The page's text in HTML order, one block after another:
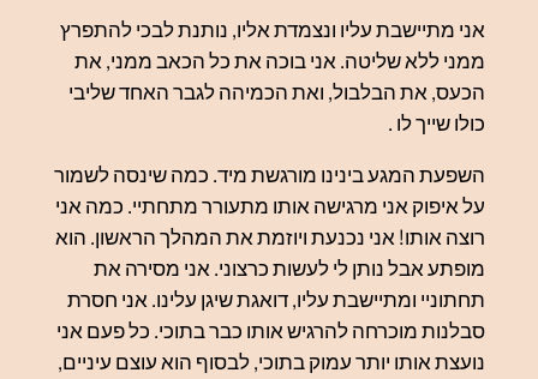
אני מתיישבת עליו ונצמדת אליו, נותנת לבכי להתפרץ
ממני ללא שליטה. אני בוכה את כל הכאב ממני, את
הכעס, את הבלבול, ואת הכמיהה לגבר האחד שליבי
כולו שייך לו .
השפעת המגע בינינו מורגשת מיד. כמה שינסה לשמור
על איפוק אני מרגישה אותו מתעורר מתחתיי. כמה אני
רוצה אותו! אני נכנעת ויוזמת את המהלך הראשון. הוא
מופתע אבל נותן לי לעשות כרצוני. אני מסירה את
תחתוניי ומתיישבת עליו, דואגת שיגן עלינו. אני חסרת
סבלנות מוכרחה להרגיש אותו כבר בתוכי. כל פעם אני
נועצת אותו יותר עמוק בתוכי, לבסוף הוא עוצם עיניים,